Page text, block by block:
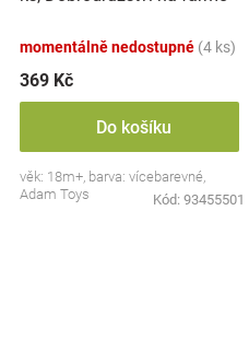
momentálně nedostupné (4 ks)
369 Kč
Do košíku
věk: 18m+, barva: vícebarevné,
Adam Toys
Kód: 93455501